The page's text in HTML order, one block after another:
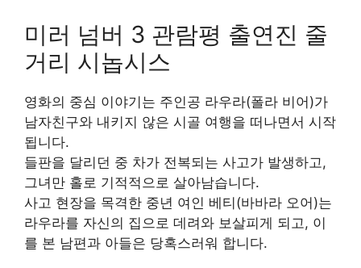
미러 넘버 3 관람평 출연진 줄
거리 시놉시스
영화의 중심 이야기는 주인공 라우라(폴라 비어)가
남자친구와 내키지 않은 시골 여행을 떠나면서 시작
됩니다.
들판을 달리던 중 차가 전복되는 사고가 발생하고,
그녀만 홀로 기적적으로 살아남습니다.
사고 현장을 목격한 중년 여인 베티(바바라 오어)는
라우라를 자신의 집으로 데려와 보살피게 되고, 이
를 본 남편과 아들은 당혹스러워 합니다.